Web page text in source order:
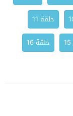
حلقة 11
حلقة 16